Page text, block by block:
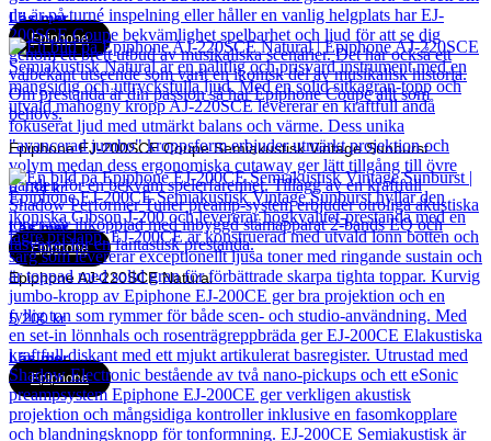
Läs mer
Epiphone
Epiphone EJ-200SCE Coupe Semiakustisk Vintage Sunburst
6 134kr
Läs mer
Epiphone
Epiphone AJ-220SCE Natural
5 200kr
Läs mer
Epiphone